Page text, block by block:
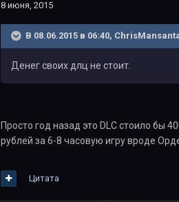
8 июня, 2015
В 08.06.2015 в 06:40,
Денег своих длц не стоит.
Просто год назад это DLC стоило бы
рублей за 6-8 часовую игру вроде
Цитата